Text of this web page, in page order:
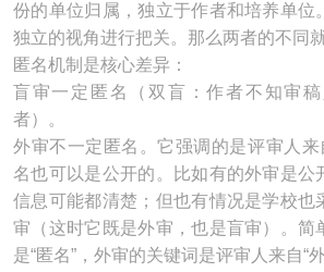
份的单位归属，独立于作者和培养单位
独立的视角进行把关。那么两者的不同
匿名机制是核心差异：
盲审一定匿名（双盲：作者不知审
者）。
外审不一定匿名。它强调的是评审人来
名也可以是公开的。比如有的外审是公
信息可能都清楚；但也有情况是学校也
审（这时它既是外审，也是盲审）。简
是“匿名”，外审的关键词是评审人来自“外